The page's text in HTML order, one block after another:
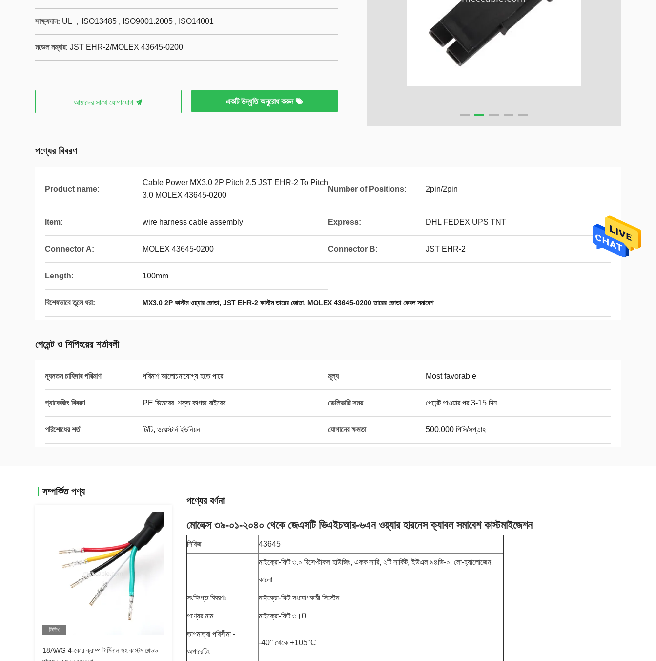
সাক্ষ্যদান: UL ，ISO13485 , ISO9001.2005 , ISO14001
মডেল নম্বার: JST EHR-2/MOLEX 43645-0200
আমাদের সাথে যোগাযোগ একটি উদ্ধৃতি অনুরোধ করুন
পণ্যের বিবরণ
Product name:
Cable Power MX3.0 2P Pitch 2.5 JST EHR-2 To Pitch
3.0 MOLEX 43645-0200
Number of Positions: 2pin/2pin
Item: wire harness cable assembly Express: DHL FEDEX UPS TNT
Connector A: MOLEX 43645-0200 Connector B: JST EHR-2
Length: 100mm
বিশেষভাবে তুলে ধরা: MX3.0 2P কাস্টম ওয়্যার জোতা, JST EHR-2 কাস্টম তারের জোতা, MOLEX 43645-0200 তারের জোতা কেবল সমাবেশ
পেমেন্ট ও শিপিংয়ের শর্তাবলী
ন্যূনতম চাহিদার পরিমাণ পরিমাণ আলোচনাযোগ্য হতে পারে মূল্য Most favorable
প্যাকেজিং বিবরণ PE ভিতরের, শক্ত কাগজ বাইরের ডেলিভারি সময় পেমেন্ট পাওয়ার পর 3-15 দিন
পরিশোধের শর্ত টি/টি, ওয়েস্টার্ন ইউনিয়ন যোগানের ক্ষমতা 500,000 পিসি/সপ্তাহ
সম্পর্কিত পণ্য
ভিডিও
18AWG 4-কোর ক্রাম্প টার্মিনাল সহ কাস্টম শেল্ডড
পণ্যের বর্ণনা
মোলেক্স ৩৯-০১-২০৪০ থেকে জেএসটি ভিএইচআর-৬এন ওয়্যার হারনেস ক্যাবল সমাবেশ কাস্টমাইজেশন
সিরিজ 43645
মাইক্রো-ফিট ৩.০ রিসেপ্টাকল হাউজিং, একক সারি, ২টি সার্কিট, ইউএল ৯৪ভি-০, লো-হ্যালোজেন,
কালো
সংক্ষিপ্ত বিবরণঃ মাইক্রো-ফিট সংযোগকারী সিস্টেম
পণ্যের নাম মাইক্রো-ফিট ৩।0
তাপমাত্রা পরিসীমা -
অপারেটিং
-40° থেকে +105°C